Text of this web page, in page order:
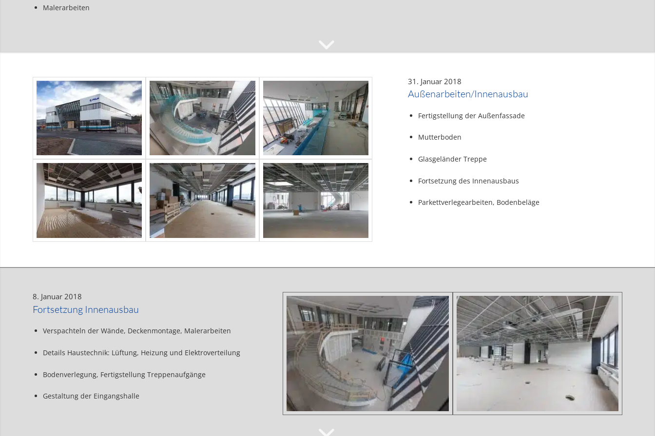
Malerarbeiten
31. Januar 2018
Außenarbeiten/Innenausbau
Fertigstellung der Außenfassade
Mutterboden
Glasgeländer Treppe
Fortsetzung des Innenausbaus
Parkettverlegearbeiten, Bodenbeläge
8. Januar 2018
Fortsetzung Innenausbau
Verspachteln der Wände, Deckenmontage, Malerarbeiten
Details Haustechnik: Lüftung, Heizung und Elektroverteilung
Bodenverlegung, Fertigstellung Treppenaufgänge
Gestaltung der Eingangshalle